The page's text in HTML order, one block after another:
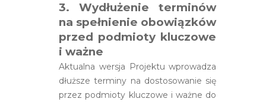
3. Wydłużenie terminów
na spełnienie obowiązków
przed podmioty kluczowe
i ważne
Aktualna wersja Projektu wprowadza
dłuższe terminy na dostosowanie się
przez podmioty kluczowe i ważne do